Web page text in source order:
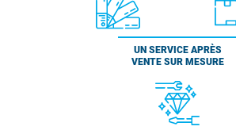
UN SERVICE APRÈS
VENTE SUR MESURE